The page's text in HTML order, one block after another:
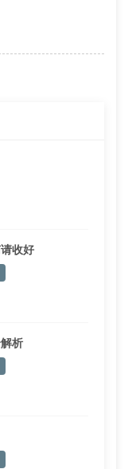
显示，苏州至鹿
装卸效率方程
收好
析